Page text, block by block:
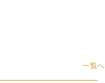
一覧へ